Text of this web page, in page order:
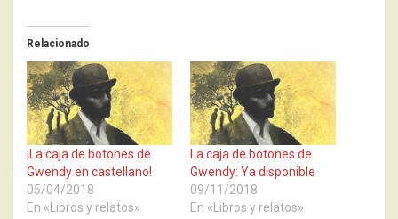
Relacionado
¡La caja de botones de
Gwendy en castellano!
05/04/2018
En «Libros y relatos»
La caja de botones de
Gwendy: Ya disponible
09/11/2018
En «Libros y relatos»